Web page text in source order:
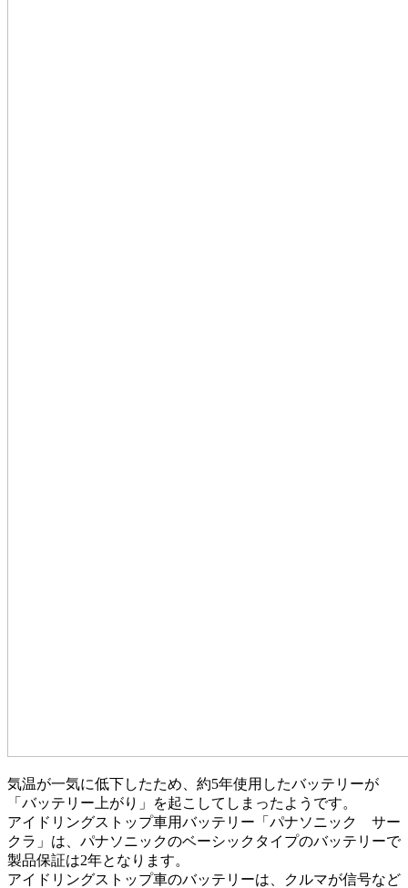
気温が一気に低下したため、約5年使用したバッテリーが
「バッテリー上がり」を起こしてしまったようです。
アイドリングストップ車用バッテリー「パナソニック サー
クラ」は、パナソニックのベーシックタイプのバッテリーで
製品保証は2年となります。
アイドリングストップ車のバッテリーは、クルマが信号など